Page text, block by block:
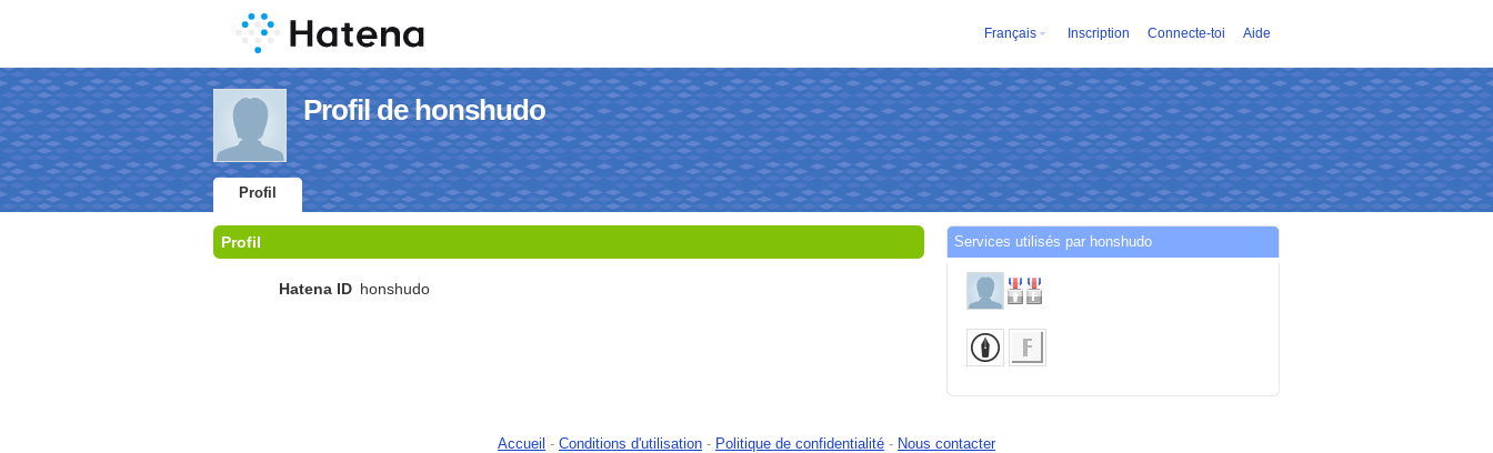
Français Inscription Connecte-toi Aide
Profil de honshudo
Profil
Profil
Hatena ID honshudo
Services utilisés par honshudo
Accueil - Conditions d'utilisation - Politique de confidentialité - Nous contacter